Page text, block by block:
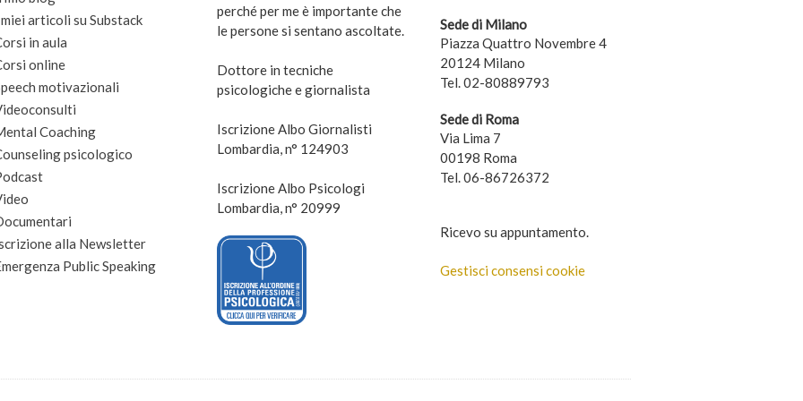
articoli su Substack
in aula
online
motivazionali
Coaching
psicologico
alla Newsletter
Public Speaking
perché per me è importante che
le persone si sentano ascoltate.
Dottore in tecniche
psicologiche e giornalista
Iscrizione Albo Giornalisti
Lombardia, n° 124903
Iscrizione Albo Psicologi
Lombardia, n° 20999
Sede di Milano
Piazza Quattro Novembre 4
20124 Milano
Tel. 02-80889793
Sede di Roma
Via Lima 7
00198 Roma
Tel. 06-86726372
Ricevo su appuntamento.
Gestisci consensi cookie